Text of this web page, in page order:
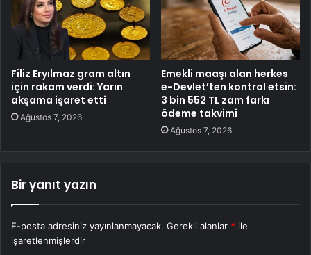
Filiz Eryılmaz gram altın
için rakam verdi: Yarın
akşama işaret etti
Ağustos 7, 2026
Emekli maaşı alan herkes
e-Devlet’ten kontrol etsin:
3 bin 552 TL zam farkı
ödeme takvimi
Ağustos 7, 2026
Bir yanıt yazın
E-posta adresiniz yayınlanmayacak. Gerekli alanlar * ile
işaretlenmişlerdir